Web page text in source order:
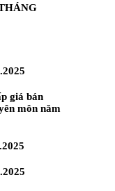
giá bán
môn năm